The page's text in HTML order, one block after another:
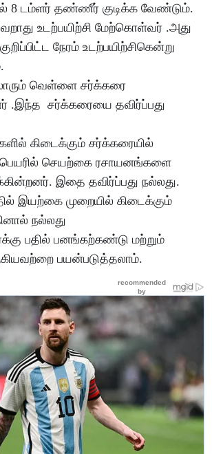
8 டம்ளர் தண்ணீர் குடிக்க வேண்டும்.
உடற்பயிற்சி மேற்கொள்வர் .அது
நேரம் உடற்பயிற்சிகென்று
வெள்ளை சர்க்கரை
.இந்த சர்க்கரையை தவிர்ப்பது
கிடைக்கும் சர்க்கரையில்
பெயரில் செயற்கை ரசாயனங்களை
இதை தவிர்ப்பது நல்லது.
இயற்கை முறையில் கிடைக்கும்
நல்லது
பதில் பனங்கற்கண்டு மற்றும்
பயன்படுத்தலாம்.